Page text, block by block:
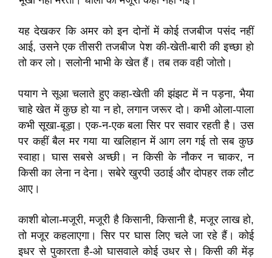
यह देखकर कि अमर को इन दोनों में कोई तजबीज पसंद नहीं
आई, उसने एक तीसरी तजबीज पेश की-खेती-बारी की इच्छा हो
तो कर लो। सलोनी भाभी के खेत हैं। तब तक वही जोतो।
पयाग ने सूआ चलाते हुए कहा-खेती की झंझट में न पड़ना, भैया
चाहे खेत में कुछ हो या न हो, लगान जरूर दो। कभी ओला-पाला
कभी सूखा-बूड़ा। एक-न-एक बला सिर पर सवार रहती है। उस
पर कहीं बैल मर गया या खलिहान में आग लग गई तो सब कुछ
स्वाहा। घास सबसे अच्छी। न किसी के नौकर न चाकर, न
किसी का लेना न देना। सबेरे खुरपी उठाई और दोपहर तक लौट
आए।
काशी बोला-मजूरी, मजूरी है किसानी, किसानी है, मजूर लाख हो,
तो मजूर कहलाएगा। सिर पर घास लिए चले जा रहे हैं। कोई
इधर से पुकारता है-ओ घासवाले कोई उधर से। किसी की मेंड़